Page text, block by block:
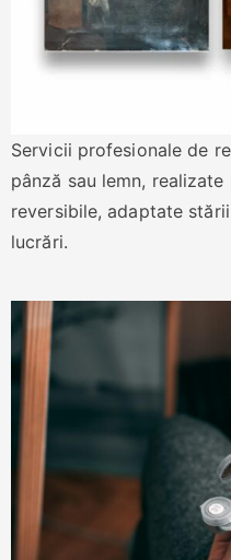
Servicii profesionale de
pânză sau lemn,
reversibile, adaptate
lucrări.